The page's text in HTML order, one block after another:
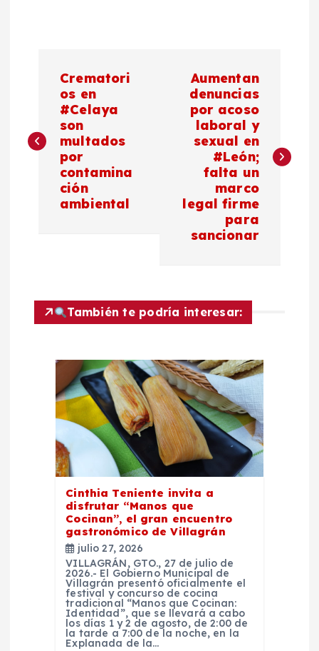
v
Crematori
os en
#Celaya
son
multados
por
contamina
ción
ambiental
Aumentan
denuncias
por acoso
laboral y
sexual en
#León;
falta un
marco
legal firme
para
sancionar
También te podría interesar:
Cinthia Teniente invita a
disfrutar “Manos que
Cocinan”, el gran encuentro
gastronómico de Villagrán
julio 27, 2026
VILLAGRÁN, GTO., 27 de julio de
2026.- El Gobierno Municipal de
Villagrán presentó oficialmente el
festival y concurso de cocina
tradicional “Manos que Cocinan:
Identidad”, que se llevará a cabo
los días 1 y 2 de agosto, de 2:00 de
la tarde a 7:00 de la noche, en la
Explanada de la…